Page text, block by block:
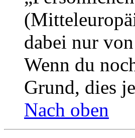
dabei nur
Wenn du
Grund, dies
Nach oben